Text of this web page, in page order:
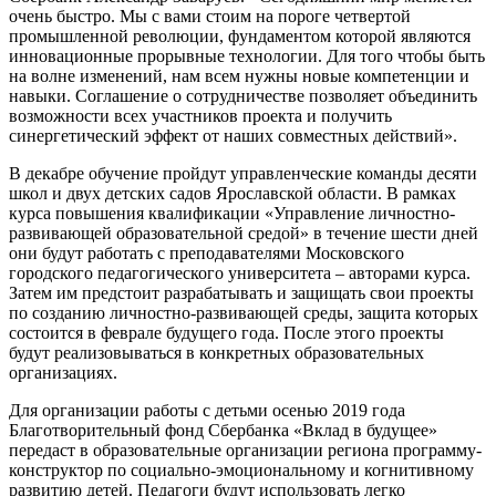
очень быстро. Мы с вами стоим на пороге четвертой
промышленной революции, фундаментом которой являются
инновационные прорывные технологии. Для того чтобы быть
на волне изменений, нам всем нужны новые компетенции и
навыки. Соглашение о сотрудничестве позволяет объединить
возможности всех участников проекта и получить
синергетический эффект от наших совместных действий».
В декабре обучение пройдут управленческие команды десяти
школ и двух детских садов Ярославской области. В рамках
курса повышения квалификации «Управление личностно-
развивающей образовательной средой» в течение шести дней
они будут работать с преподавателями Московского
городского педагогического университета – авторами курса.
Затем им предстоит разрабатывать и защищать свои проекты
по созданию личностно-развивающей среды, защита которых
состоится в феврале будущего года. После этого проекты
будут реализовываться в конкретных образовательных
организациях.
Для организации работы с детьми осенью 2019 года
Благотворительный фонд Сбербанка «Вклад в будущее»
передаст в образовательные организации региона программу-
конструктор по социально-эмоциональному и когнитивному
развитию детей. Педагоги будут использовать легко